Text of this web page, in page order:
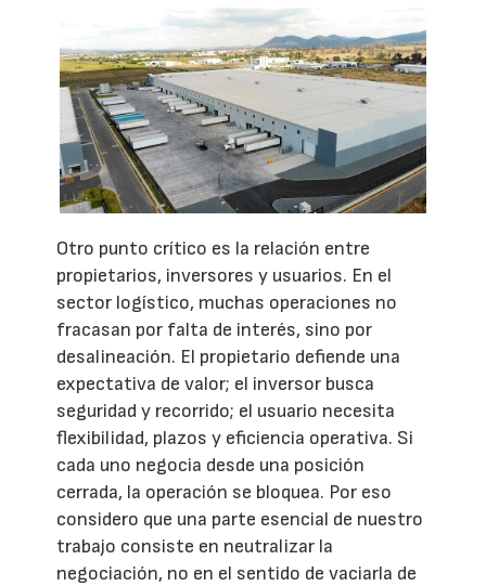
Otro punto crítico es la relación entre
propietarios, inversores y usuarios. En el
sector logístico, muchas operaciones no
fracasan por falta de interés, sino por
desalineación. El propietario defiende una
expectativa de valor; el inversor busca
seguridad y recorrido; el usuario necesita
flexibilidad, plazos y eficiencia operativa. Si
cada uno negocia desde una posición
cerrada, la operación se bloquea. Por eso
considero que una parte esencial de nuestro
trabajo consiste en neutralizar la
negociación, no en el sentido de vaciarla de